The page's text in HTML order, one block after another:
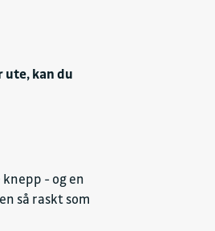
kan du
- og en
så raskt som